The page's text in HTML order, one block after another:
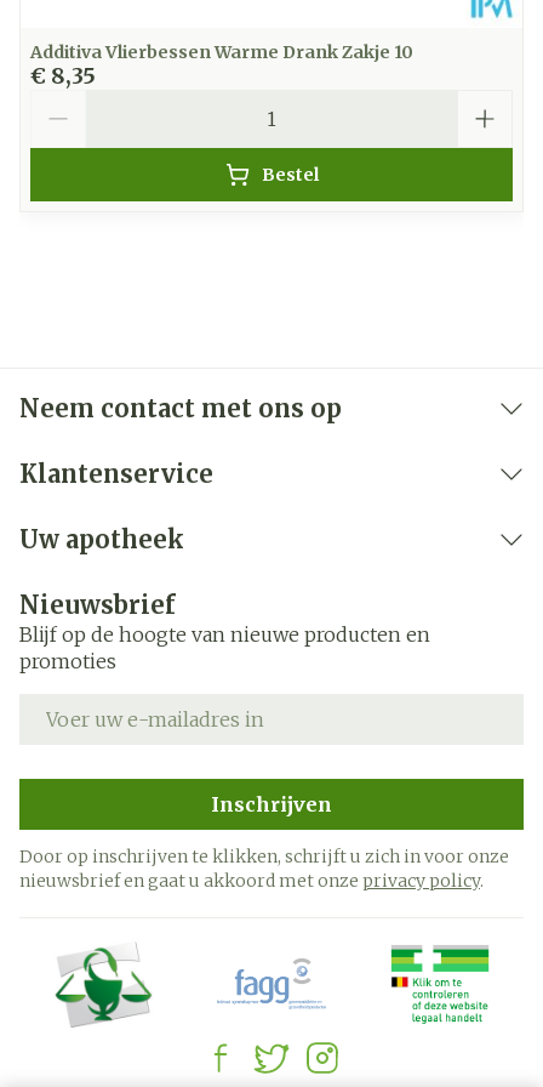
Additiva Vlierbessen Warme Drank Zakje 10
€ 8,35
Bestel
Neem contact met ons op
Klantenservice
Uw apotheek
Nieuwsbrief
Blijf op de hoogte van nieuwe producten en
promoties
Inschrijven
Door op inschrijven te klikken, schrijft u zich in voor onze
nieuwsbrief en gaat u akkoord met onze privacy policy.